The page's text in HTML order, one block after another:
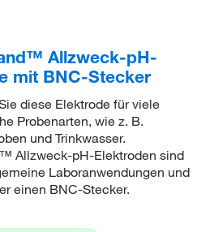
Allzweck-pH-
mit BNC-Stecker
diese Elektrode für viele
Probenarten, wie z. B.
und Trinkwasser.
Allzweck-pH-Elektroden sind
Laboranwendungen und
einen BNC-Stecker.